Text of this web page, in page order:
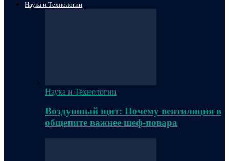
Наука и Технологии
Наука и Технологии
Воздушный щит: Почему вентиляция в
общепите важнее шеф-повара